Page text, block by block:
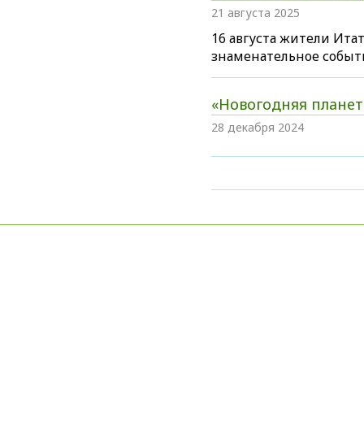
21 августа 2025
16 августа жители
знаменательное
«Новогодняя
28 декабря 2024